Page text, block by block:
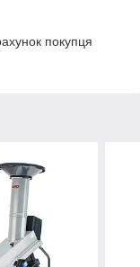
покупця